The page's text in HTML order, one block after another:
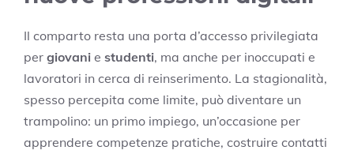
Il comparto resta una porta d’accesso privilegiata
per giovani e studenti, ma anche per inoccupati e
lavoratori in cerca di reinserimento. La stagionalità,
spesso percepita come limite, può diventare un
trampolino: un primo impiego, un’occasione per
apprendere competenze pratiche, costruire contatti